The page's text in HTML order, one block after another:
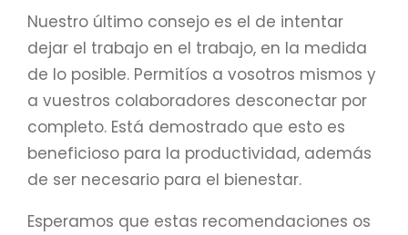
Nuestro último consejo es el de intentar
dejar el trabajo en el trabajo, en la medida
de lo posible. Permitíos a vosotros mismos y
a vuestros colaboradores desconectar por
completo. Está demostrado que esto es
beneficioso para la productividad, además
de ser necesario para el bienestar.
Esperamos que estas recomendaciones os